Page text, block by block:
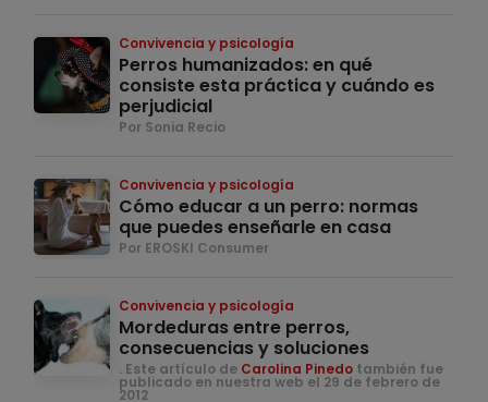
Convivencia y psicología
Perros humanizados: en qué
consiste esta práctica y cuándo es
perjudicial
Por Sonia Recio
Convivencia y psicología
Cómo educar a un perro: normas
que puedes enseñarle en casa
Por EROSKI Consumer
Convivencia y psicología
Mordeduras entre perros,
consecuencias y soluciones
. Este artículo de Carolina Pinedo también fue
publicado en nuestra web el 29 de febrero de
2012